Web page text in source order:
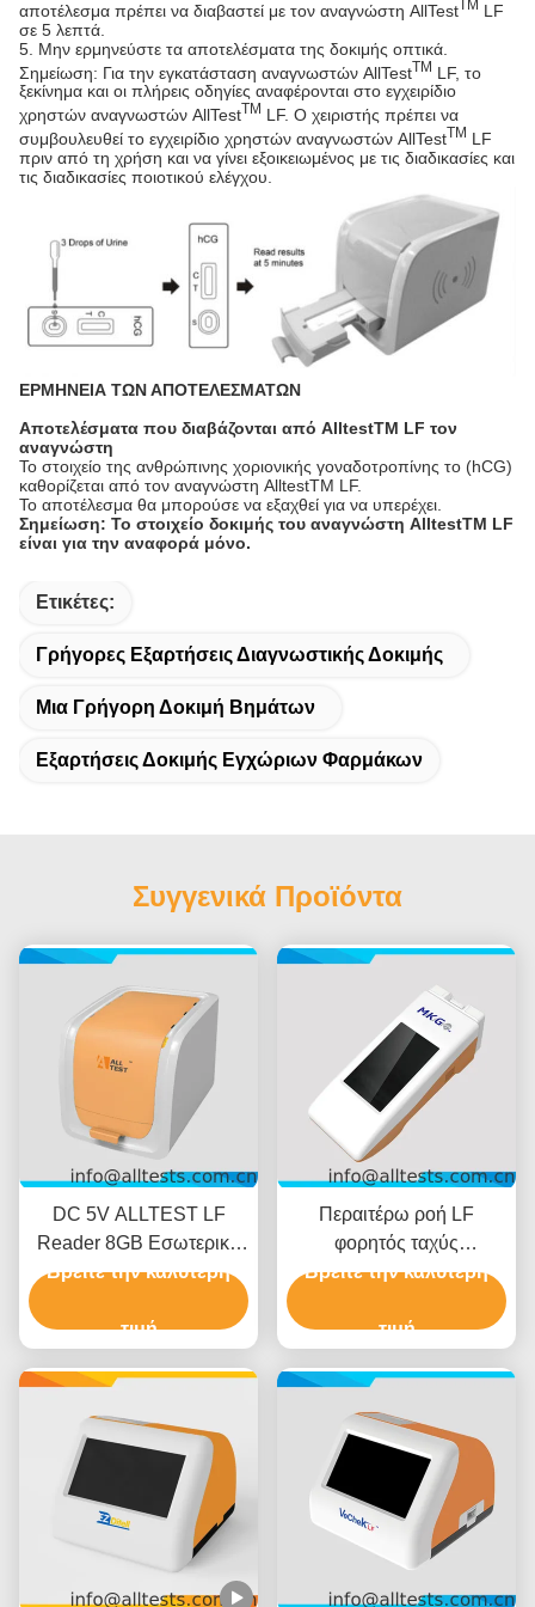
αποτέλεσμα πρέπει να διαβαστεί με τον αναγνώστη AllTest TM LF
σε 5 λεπτά.
5. Μην ερμηνεύστε τα αποτελέσματα της δοκιμής οπτικά.
Σημείωση: Για την εγκατάσταση αναγνωστών AllTestTM LF, το
ξεκίνημα και οι πλήρεις οδηγίες αναφέρονται στο εγχειρίδιο
χρηστών αναγνωστών AllTestTM LF. Ο χειριστής πρέπει να
συμβουλευθεί το εγχειρίδιο χρηστών αναγνωστών AllTestTM LF
πριν από τη χρήση και να γίνει εξοικειωμένος με τις διαδικασίες και
τις διαδικασίες ποιοτικού ελέγχου.
ΕΡΜΗΝΕΙΑ ΤΩΝ ΑΠΟΤΕΛΕΣΜΑΤΩΝ
Αποτελέσματα που διαβάζονται από AlltestTM LF τον
αναγνώστη
Το στοιχείο της ανθρώπινης χοριονικής γοναδοτροπίνης το (hCG)
καθορίζεται από τον αναγνώστη AlltestTM LF.
Το αποτέλεσμα θα μπορούσε να εξαχθεί για να υπερέχει.
Σημείωση: Το στοιχείο δοκιμής του αναγνώστη AlltestTM LF
είναι για την αναφορά μόνο.
Ετικέτες:
Γρήγορες Εξαρτήσεις Διαγνωστικής Δοκιμής
Μια Γρήγορη Δοκιμή Βημάτων
Εξαρτήσεις Δοκιμής Εγχώριων Φαρμάκων
Συγγενικά Προϊόντα
DC 5V ALLTEST LF
Reader 8GB Εσωτερική
μνήμη
Βρείτε την καλύτερη
τιμή
Περαιτέρω ροή LF
φορητός ταχύς
αναγνώστης δοκιμής Plus
Βρείτε την καλύτερη
τιμή